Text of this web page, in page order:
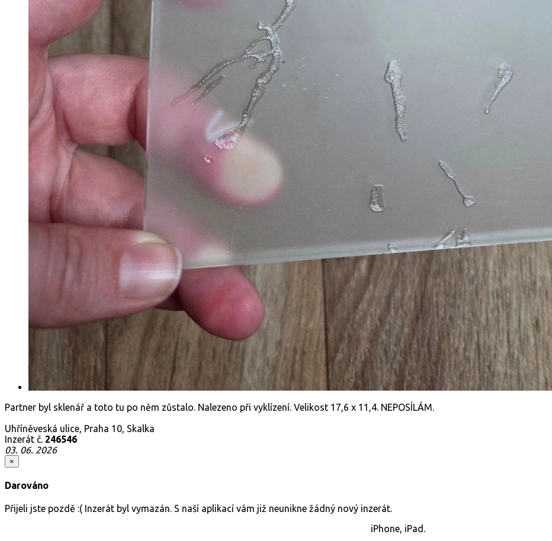
Partner byl sklenář a toto tu po něm zůstalo. Nalezeno při vyklízení. Velikost 17,6 x 11,4. NEPOSÍLÁM.
Uhříněveská ulice, Praha 10, Skalka
Inzerát č. 246546
03. 06. 2026
×
Darováno
Přijeli jste pozdě :( Inzerát byl vymazán. S naší aplikací vám již neunikne žádný nový inzerát.
iPhone, iPad.